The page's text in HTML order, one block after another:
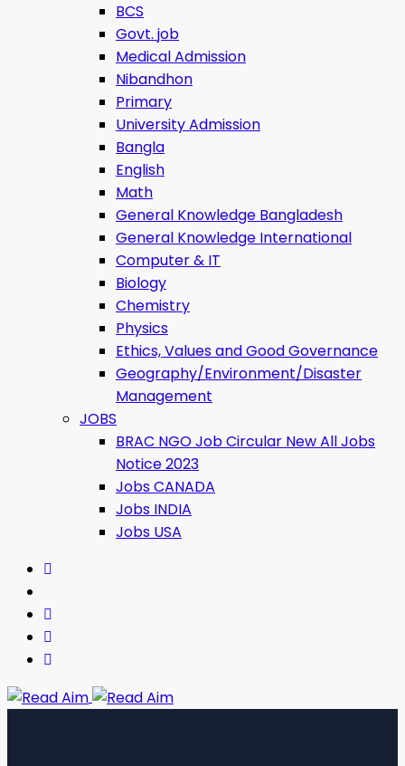
BCS
Govt. job
Medical Admission
Nibandhon
Primary
University Admission
Bangla
English
Math
General Knowledge Bangladesh
General Knowledge International
Computer & IT
Biology
Chemistry
Physics
Ethics, Values ​​and Good Governance
Geography/Environment/Disaster
Management
JOBS
BRAC NGO Job Circular New All Jobs
Notice 2023
Jobs CANADA
Jobs INDIA
Jobs USA
Read Aim